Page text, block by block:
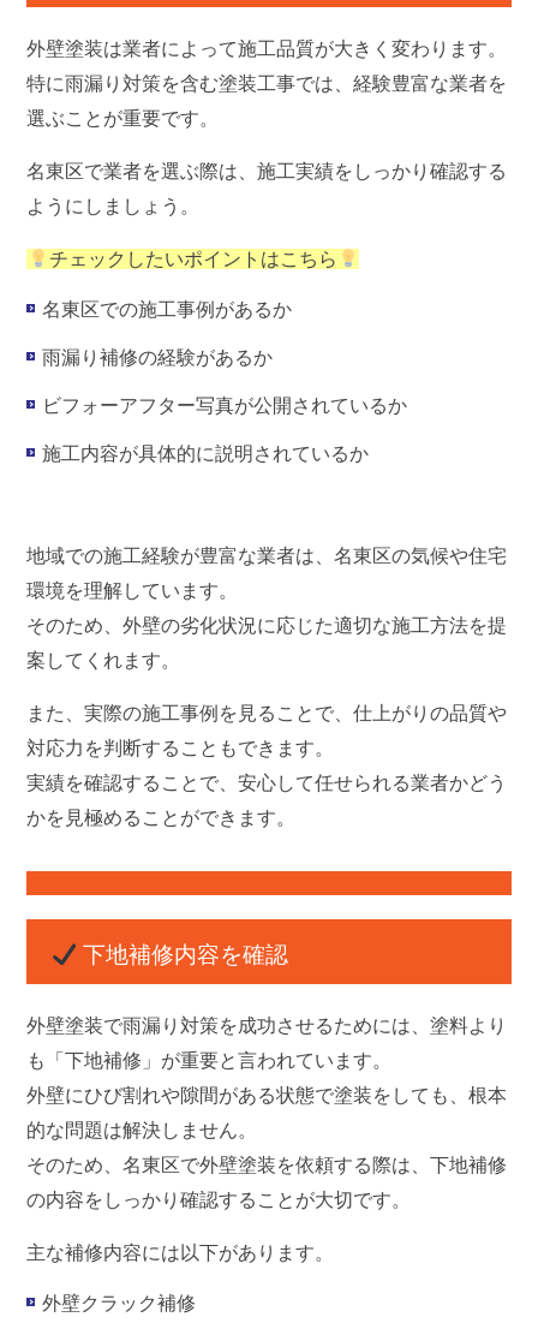
外壁塗装は業者によって施工品質が大きく変わります。
特に雨漏り対策を含む塗装工事では、経験豊富な業者を
選ぶことが重要です。
名東区で業者を選ぶ際は、施工実績をしっかり確認する
ようにしましょう。
チェックしたいポイントはこちら
名東区での施工事例があるか
雨漏り補修の経験があるか
ビフォーアフター写真が公開されているか
施工内容が具体的に説明されているか
地域での施工経験が豊富な業者は、名東区の気候や住宅
環境を理解しています。
そのため、外壁の劣化状況に応じた適切な施工方法を提
案してくれます。
また、実際の施工事例を見ることで、仕上がりの品質や
対応力を判断することもできます。
実績を確認することで、安心して任せられる業者かどう
かを見極めることができます。
下地補修内容を確認
外壁塗装で雨漏り対策を成功させるためには、塗料より
も「下地補修」が重要と言われています。
外壁にひび割れや隙間がある状態で塗装をしても、根本
的な問題は解決しません。
そのため、名東区で外壁塗装を依頼する際は、下地補修
の内容をしっかり確認することが大切です。
主な補修内容には以下があります。
外壁クラック補修